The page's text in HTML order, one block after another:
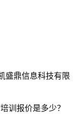
盛鼎信息科技有限
训报价是多少？